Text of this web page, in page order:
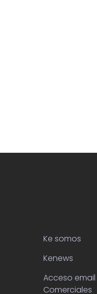
Ke somos
Kenews
Acceso email
Comerciales